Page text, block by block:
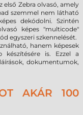
első Zebra olvasó, amely
szemmel nem látható
dekódolni. Szintén
képes "multicode"
egyszeri szkennelését.
hanem képesek
készítésére is. Ezzel a
dokumentumok,
AKÁR 100